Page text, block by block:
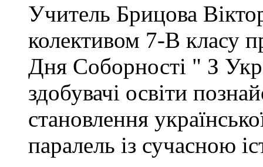
Учитель Брицова
колективом 7-В класу
Дня Соборності " З
здобувачі освіти
становлення
паралель із сучасною